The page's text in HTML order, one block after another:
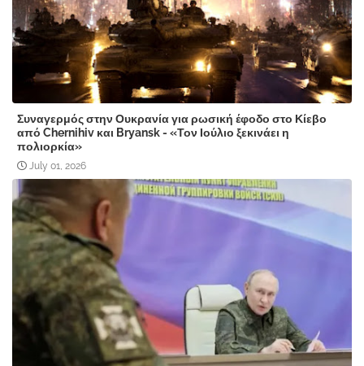
Συναγερμός στην Ουκρανία για ρωσική έφοδο στο Κίεβο
από Chernihiv και Bryansk - «Τον Ιούλιο ξεκινάει η
πολιορκία»
July 01, 2026